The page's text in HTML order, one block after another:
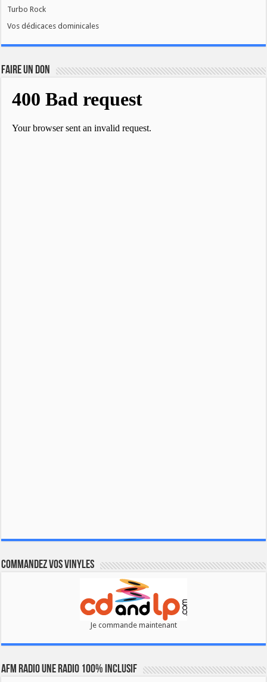
Turbo Rock
Vos dédicaces dominicales
FAIRE UN DON
Commandez vos vinyles
Je commande maintenant
AFM RADIO UNE RADIO 100% INCLUSIF